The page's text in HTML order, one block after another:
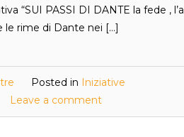
“SUI PASSI DI DANTE la fede ,
le rime di Dante nei […]
Posted in Iniziative
Leave a comment